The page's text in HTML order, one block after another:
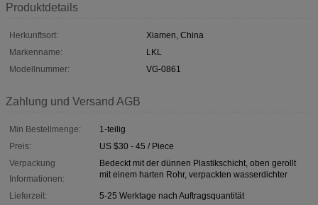
Produktdetails
Herkunftsort:
Xiamen, China
Markenname:
LKL
Modellnummer:
VG-0861
Zahlung und Versand AGB
Min Bestellmenge:
1-teilig
Preis:
US $30 - 45 / Piece
Verpackung
Informationen:
Bedeckt mit der dünnen Plastikschicht, oben gerollt
mit einem harten Rohr, verpackten wasserdichter
Lieferzeit:
5-25 Werktage nach Auftragsquantität